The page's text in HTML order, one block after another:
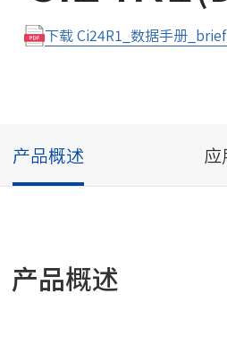
固定资产管
下载 Ci24R1_数据手册
产品概述 应
产品概述